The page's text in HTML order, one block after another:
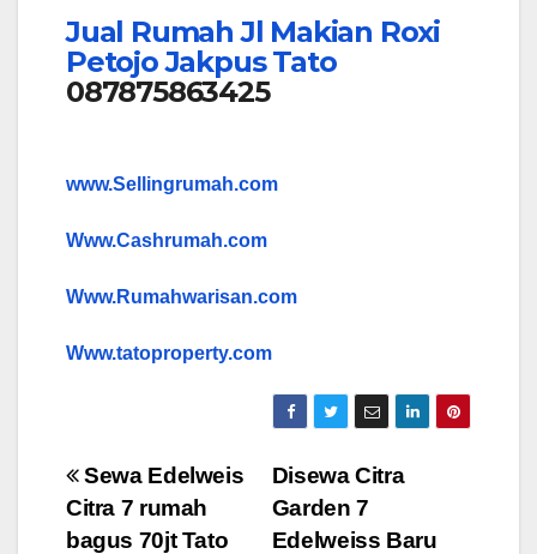
Jual Rumah Jl Makian Roxi
Petojo Jakpus Tato
087875863425
www.Sellingrumah.com
Www.Cashrumah.com
Www.Rumahwarisan.com
Www.tatoproperty.com
Post
navigation
Disewa Citra
Garden 7
Edelweiss Baru
Sewa Edelweis
Citra 7 rumah
bagus 70jt Tato